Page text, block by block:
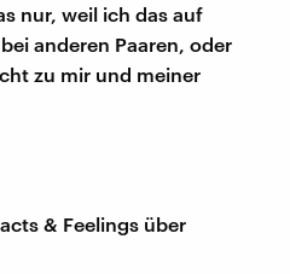
nur, weil ich das auf
anderen Paaren, oder
zu mir und meiner
& Feelings über